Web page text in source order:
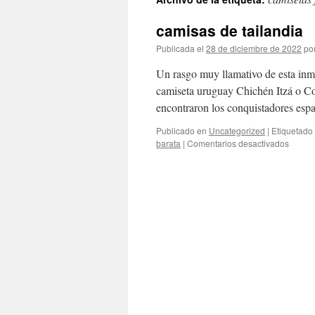
contenido
camisas de tailandia
Publicada el 28 de diciembre de 2022
Un rasgo muy llamativo de esta
camiseta uruguay Chichén Itzá o
encontraron los conquistadores
Publicado en Uncategorized | Etiquetado
barata | Comentarios desactivadosen